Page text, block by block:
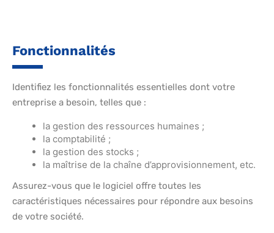
Fonctionnalités
Identifiez les fonctionnalités essentielles dont votre
entreprise a besoin, telles que :
la gestion des ressources humaines ;
la comptabilité ;
la gestion des stocks ;
la maîtrise de la chaîne d’approvisionnement, etc.
Assurez-vous que le logiciel offre toutes les
caractéristiques nécessaires pour répondre aux besoins
de votre société.